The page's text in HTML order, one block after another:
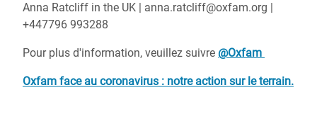
Anna Ratcliff in the UK | anna.ratcliff@oxfam.org |
+447796 993288
Pour plus d'information, veuillez suivre @Oxfam
Oxfam face au coronavirus : notre action sur le terrain.